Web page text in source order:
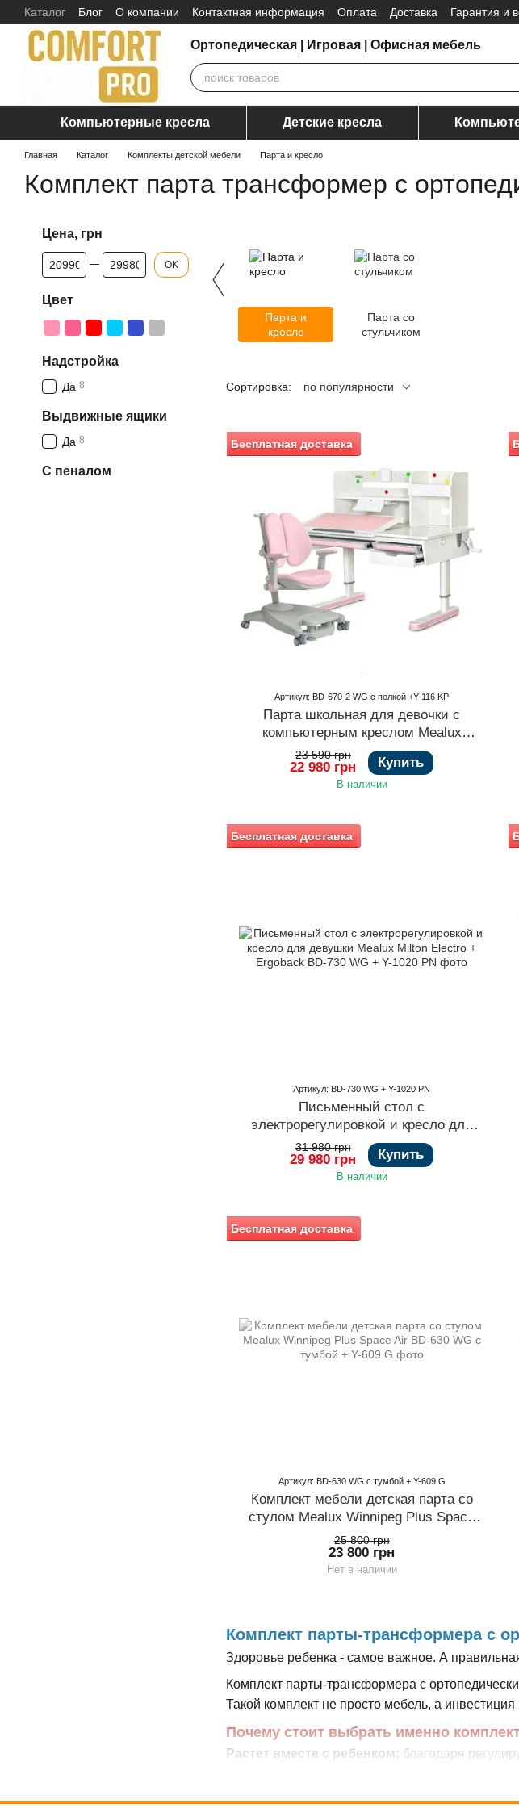
Перейти к основному контенту
Каталог Блог О компании Контактная информация Оплата Доставка Гарантия и
Отзывы о магазине
Ортопедическая | Игровая | Офисная мебель
Компьютерные кресла Детские кресла
Главная Каталог Комплекты детской мебели Парта и кресло
Комплект парта трансформер с
Парта и
кресло
Парта со
стульчиком
Сортировка: по популярности
Комплект парты-трансформера с
Здоровье ребенка - самое важное. А
Комплект парты-трансформера с
Такой комплект не просто мебель, а
Почему стоит выбрать именно
Растет вместе с ребенком: благодаря
Бесплатная доставка
Артикул: BD-670-2 WG с полкой +Y-116 KP
Парта школьная для девочки с
компьютерным креслом Mealux
Montreal 2 + Supra Duo Plus
23 590 грн
22 980 грн Купить
В наличии
Бесплатная доставка
Артикул: BD-730 WG + Y-1020 PN
Письменный стол с
электрорегулировкой и кресло для
девушки Mealux Milton Electro +
Ergoback
31 980 грн
29 980 грн Купить
В наличии
Бесплатная доставка
Артикул: BD-630 WG с тумбой + Y-609 G
Комплект мебели детская парта со
стулом Mealux Winnipeg Plus Space
Air
25 800 грн
23 800 грн
Нет в наличии
Цена, грн
От Цена, грн
До Цена, грн OK
Цвет
Надстройка
Да 8
Выдвижные ящики
Да 8
С пеналом